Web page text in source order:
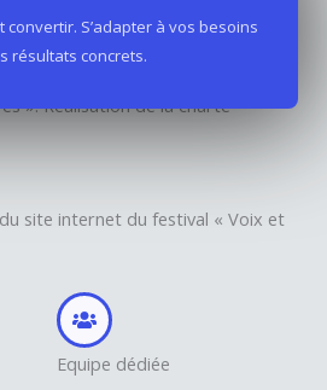
convertir. S’adapter à vos besoins
résultats concrets.
charte graphique internet du
». Réalisation de la charte
site internet du festival « Voix et
Equipe dédiée